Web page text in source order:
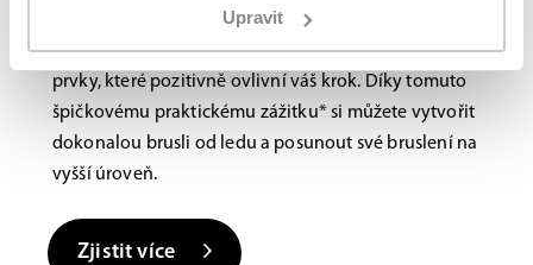
Upravit
skenování, která identifikuje jedinečné vlastnosti
vašich nohou a doporučuje různé výkonnostní
prvky, které pozitivně ovlivní váš krok. Díky tomuto
špičkovému praktickému zážitku* si můžete vytvořit
dokonalou brusli od ledu a posunout své bruslení na
vyšší úroveň.
Zjistit více